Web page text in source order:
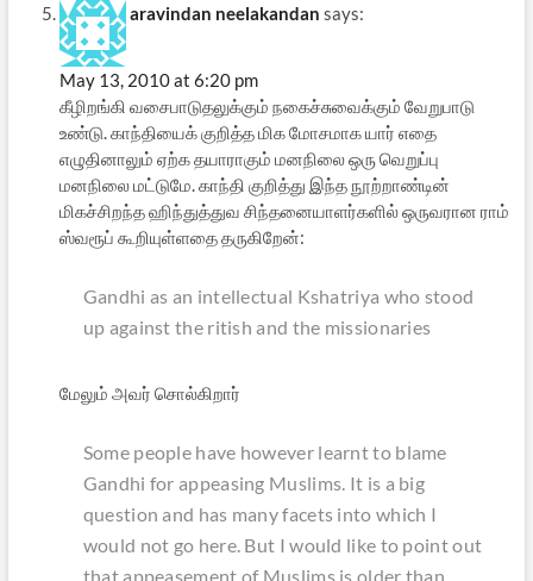
aravindan neelakandan says:
May 13, 2010 at 6:20 pm
கீழிறங்கி வசைபாடுதலுக்கும் நகைச்சுவைக்கும் வேறுபாடு
உண்டு. காந்தியைக் குறித்த மிக மோசமாக யார் எதை
எழுதினாலும் ஏற்க தயாராகும் மனநிலை ஒரு வெறுப்பு
மனநிலை மட்டுமே. காந்தி குறித்து இந்த நூற்றாண்டின்
மிகச்சிறந்த ஹிந்துத்துவ சிந்தனையாளர்களில் ஒருவரான ராம்
ஸ்வரூப் கூறியுள்ளதை தருகிறேன்:
Gandhi as an intellectual Kshatriya who stood
up against the ritish and the missionaries
மேலும் அவர் சொல்கிறார்
Some people have however learnt to blame
Gandhi for appeasing Muslims. It is a big
question and has many facets into which I
would not go here. But I would like to point out
that appeasement of Muslims is older than